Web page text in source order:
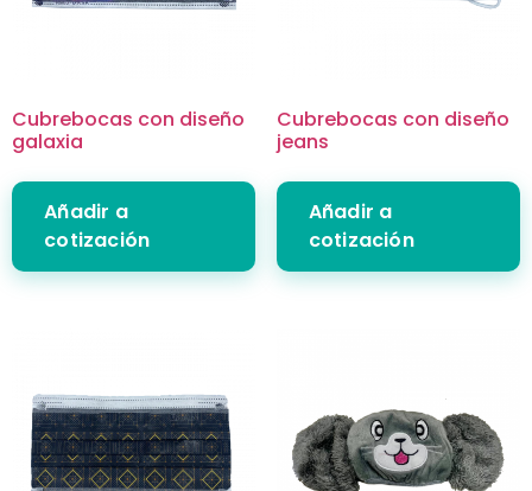
Cubrebocas con diseño
galaxia
Añadir a
cotización
Cubrebocas con diseño
jeans
Añadir a
cotización